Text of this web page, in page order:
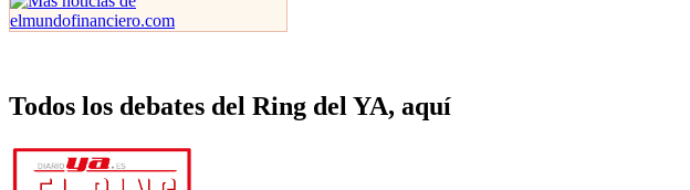
Todos los debates del Ring del YA, aquí